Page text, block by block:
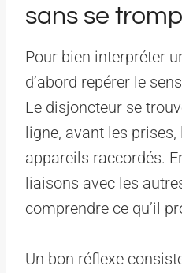
sans se
Pour bien interpréter
d’abord repérer le
Le disjoncteur se
ligne, avant les prises,
appareils raccordés.
liaisons avec les
comprendre ce qu’il
Un bon réflexe